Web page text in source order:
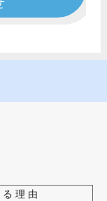
理由